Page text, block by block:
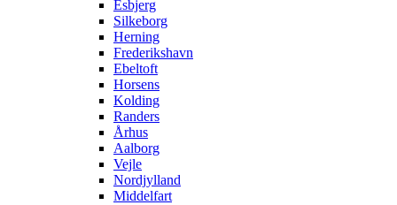
Esbjerg
Silkeborg
Herning
Frederikshavn
Ebeltoft
Horsens
Kolding
Randers
Århus
Aalborg
Vejle
Nordjylland
Middelfart